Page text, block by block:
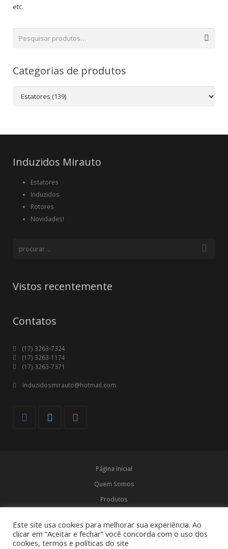
etc.
Categorias de produtos
Induzidos Mirauto
Estatores
Induzidos
Rotores
Novidades!
Vistos recentemente
Contatos
(17) 3263-7324
(17) 3263-1174
(17) 3263-7371
induzidosmirauto@hotmail.com
Página Inicial
Quem Somos
Produtos
Contato
© Induzidos Mirauto
Este site usa cookies para melhorar sua experiência. Ao
clicar em “Aceitar e fechar” você concorda com o uso dos
cookies, termos e políticas do site